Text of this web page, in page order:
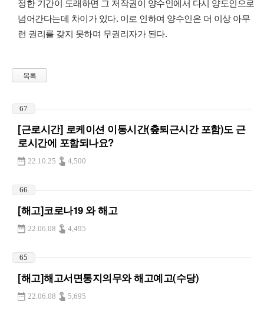
정한 기간이 도래하면 그 저작권이 양수인에서 다시 양도인으로
넘어간다는데 차이가 있다. 이로 인하여 양수인은 더 이상 아무
런 권리를 갖지 못하며 무권리자가 된다.
목록
67
[근로시간] 로케이션 이동시간(춮퇴근시간 포함)도 근
로시간에 포함되나요?
22.10.25 4,500
66
[해고]코로나19 와 해고
22.06.08 4,495
65
[해고]해고서면통지의무와 해고예고(수당)
22.06.08 5,695